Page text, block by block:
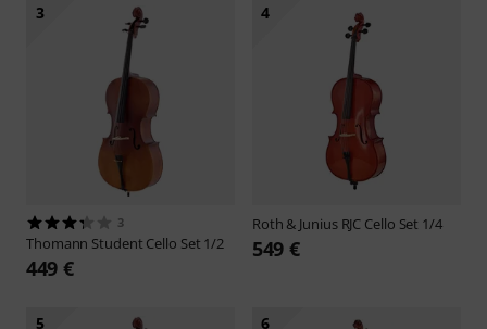
3
3
Thomann Student Cello Set 1/2
449 €
4
Roth & Junius RJC Cello Set 1/4
549 €
5 6